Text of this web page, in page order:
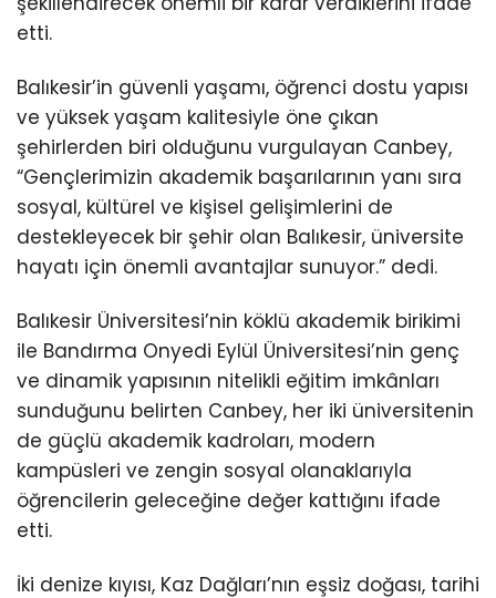
etti.
Balıkesir’in güvenli yaşamı, öğrenci dostu yapısı
ve yüksek yaşam kalitesiyle öne çıkan
şehirlerden biri olduğunu vurgulayan Canbey,
“Gençlerimizin akademik başarılarının yanı sıra
sosyal, kültürel ve kişisel gelişimlerini de
destekleyecek bir şehir olan Balıkesir, üniversite
hayatı için önemli avantajlar sunuyor.” dedi.
Balıkesir Üniversitesi’nin köklü akademik birikimi
ile Bandırma Onyedi Eylül Üniversitesi’nin genç
ve dinamik yapısının nitelikli eğitim imkânları
sunduğunu belirten Canbey, her iki üniversitenin
de güçlü akademik kadroları, modern
kampüsleri ve zengin sosyal olanaklarıyla
öğrencilerin geleceğine değer kattığını ifade
etti.
İki denize kıyısı, Kaz Dağları’nın eşsiz doğası, tarihi